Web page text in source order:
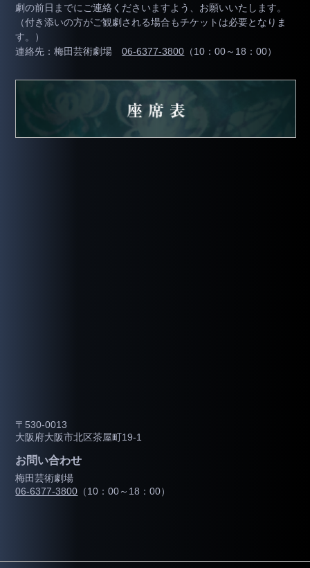
劇の前日までにご連絡くださいますよう、お願いいたします。
（付き添いの方がご観劇される場合もチケットは必要となりま
す。）
連絡先：梅田芸術劇場06-6377-3800 （10：00～18：00）
〒530-0013
大阪府大阪市北区茶屋町19-1
お問い合わせ
梅田芸術劇場
06-6377-3800 （10：00～18：00）